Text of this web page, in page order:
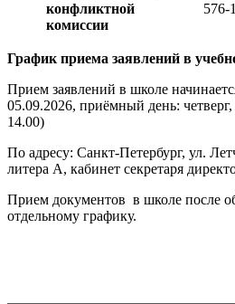
конфликтной
комиссии
576-
График приема заявлений в
Прием заявлений в школе
05.09.2026, приёмный день:
14.00)
По адресу: Санкт-Петербург, ул.
литера А, кабинет секретаря
Прием документов в школе после
отдельному графику.